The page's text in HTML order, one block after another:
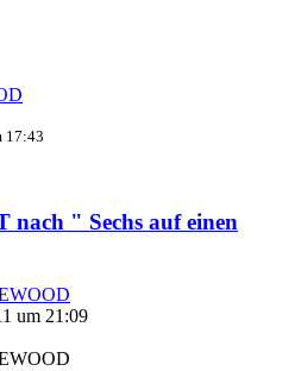
17:43
nach " Sechs auf einen
um 21:09